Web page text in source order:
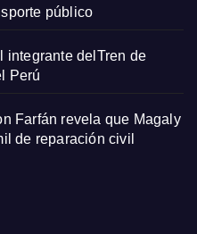
público
integrante delTren de
Perú
Farfán revela que Magaly
de reparación civil